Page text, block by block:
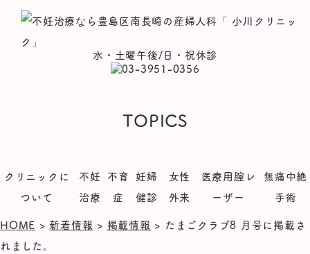
水・土曜午後/日・祝休診
TOPICS
クリニックに
ついて
不妊
治療
不育
症
妊婦
健診
女性
外来
医療用腟レ
ーザー
無痛中絶
手術
HOME > 新着情報 > 掲載情報 > たまごクラブ8 月号に掲載さ
れました。